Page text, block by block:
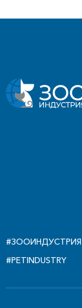
#ЗООИНДУСТРИЯ
#PETINDUSTRY